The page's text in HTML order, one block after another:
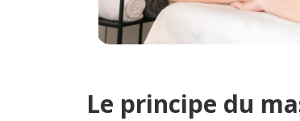
Le principe du